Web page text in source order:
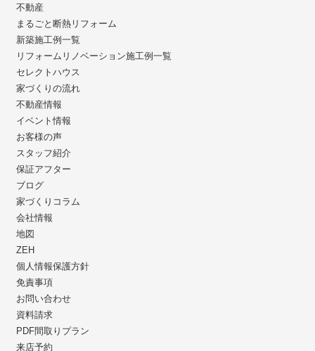
不動産
まるごと断熱リフォーム
新築施工例一覧
リフォームリノベーション施工例一覧
セレクトハウス
家づくりの流れ
不動産情報
イベント情報
お客様の声
スタッフ紹介
保証アフター
ブログ
家づくりコラム
会社情報
地図
ZEH
個人情報保護方針
免責事項
お問い合わせ
資料請求
PDF間取りプラン
来店予約